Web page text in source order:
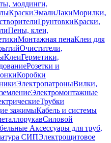
молдинги,
КраскиЭмалиЛакиМорилки,
ГрунтовкиКраски,
Пены, клеи,
Монтажная пенаКлеи для
Очистители,
КлеиГерметики,
Розетки и
Коробки
ЭлектропатроныВилки,
Электромонтажные
Трубки
зажимыКабель и системы
Силовой
Аксессуары для труб,
СИПЭлектрощитовое